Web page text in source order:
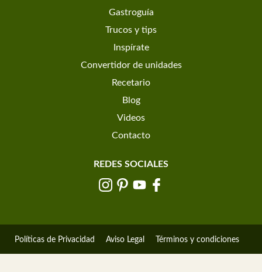
Gastroguía
Trucos y tips
Inspírate
Convertidor de unidades
Recetario
Blog
Videos
Contacto
REDES SOCIALES
Políticas de Privacidad Aviso Legal Términos y condiciones